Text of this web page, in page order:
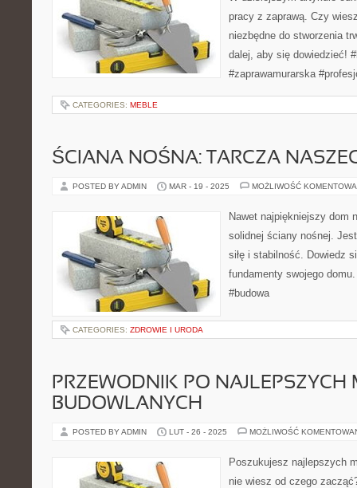
pracy z zaprawą. Czy
niezbędne do stworzenia
dalej, aby się dowiedzieć!
#zaprawamurarska
CATEGORIES: MEBLE
ŚCIANA NOŚNA: TARCZA
POSTED BY ADMIN MAR - 19 - 2025 MOŻLIWOŚĆ
Nawet najpiękniejszy dom
solidnej ściany nośnej.
siłę i stabilność. Dowiedz
fundamenty swojego
#budowa
CATEGORIES: ZDROWIE I URODA
PRZEWODNIK PO NAJLEPSZYCH
BUDOWLANYCH
POSTED BY ADMIN LUT - 26 - 2025 MOŻLIWOŚĆ
Poszukujesz najlepszych
nie wiesz od czego